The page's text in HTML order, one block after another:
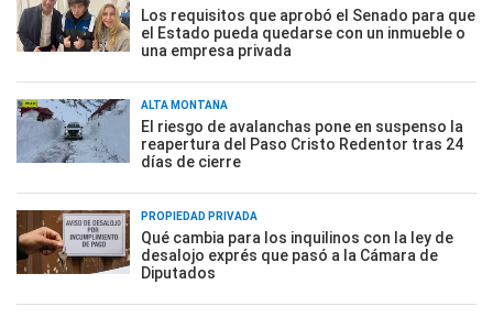
Los requisitos que aprobó el Senado para que
el Estado pueda quedarse con un inmueble o
una empresa privada
ALTA MONTAÑA
El riesgo de avalanchas pone en suspenso la
reapertura del Paso Cristo Redentor tras 24
días de cierre
PROPIEDAD PRIVADA
Qué cambia para los inquilinos con la ley de
desalojo exprés que pasó a la Cámara de
Diputados